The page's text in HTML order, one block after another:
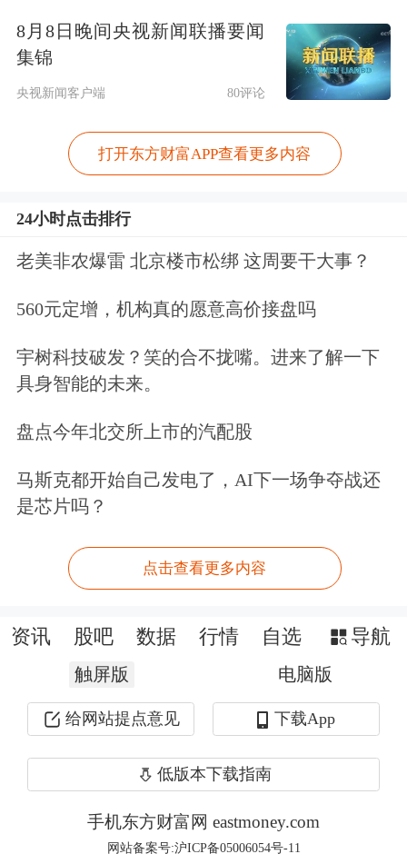
裕太微：无面向数据中心的DSP电芯片
易所交易规则》《上海证券交易所科创
板股票异常交易实时监控细则》的有关
规定，该情形属于股票交易异常波动。
裕太微发布公告称，公司关注到市场上
出现关于公司在高速DSP电芯片业务进
展方面的讨论。
目前，裕太微的主业是高速有线 通信
重大变化，无面向数据中心的DSP电芯
片产品。
近期，裕太微发布2026年度向特定对象
发行A股股票预案，拟通过定增募资，
实施面向数据中心场景的新一代高速互
8月8日晚间央视新闻联播要闻
集锦
央视新闻客户端 80评论
打开东方财富APP查看更多内容
24小时点击排行
老美非农爆雷 北京楼市松绑 这周要干大事？
560元定增，机构真的愿意高价接盘吗
宇树科技破发？笑的合不拢嘴。进来了解一下
具身智能的未来。
盘点今年北交所上市的汽配股
马斯克都开始自己发电了，AI下一场争夺战还
是芯片吗？
点击查看更多内容
资讯 股吧 数据 行情 自选 导航
触屏版 电脑版
给网站提点意见 下载App
低版本下载指南
手机东方财富网 eastmoney.com
网站备案号:沪ICP备05006054号-11